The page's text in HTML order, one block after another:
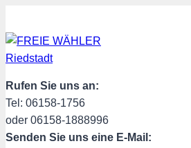
Inhalt
springen
Rufen Sie uns an:
Tel: 06158-1756
oder 06158-1888996
Senden Sie uns eine E-Mail: